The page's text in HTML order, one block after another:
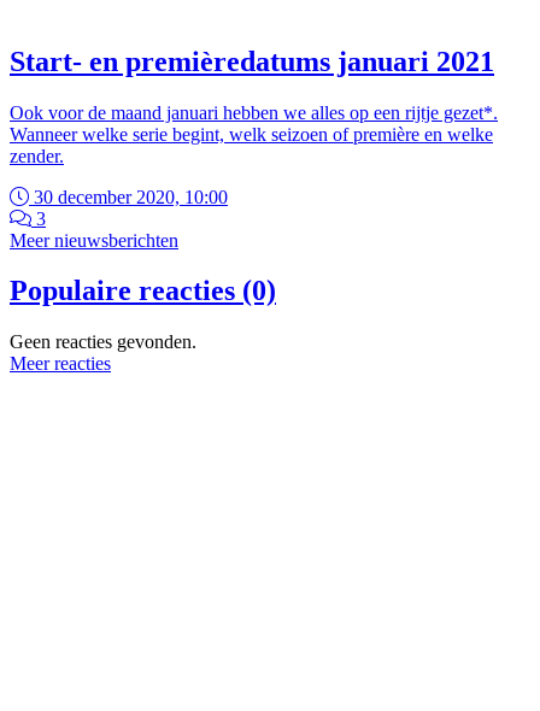
Start- en premièredatums januari 2021
Ook voor de maand januari hebben we alles op een rijtje gezet*.
Wanneer welke serie begint, welk seizoen of première en welke
zender.
30 december 2020, 10:00
3
Meer nieuwsberichten
Populaire reacties (0)
Geen reacties gevonden.
Meer reacties